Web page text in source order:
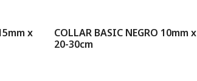
x
COLLAR BASIC NEGRO 10mm x
20-30cm